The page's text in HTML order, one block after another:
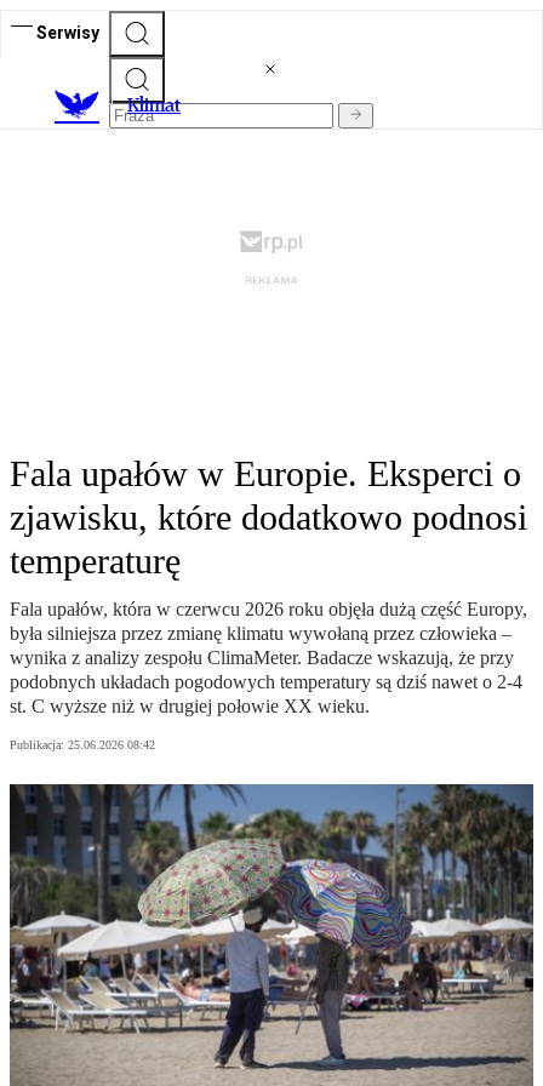
Serwisy
Klimat
Fala upałów w Europie. Eksperci o
zjawisku, które dodatkowo podnosi
temperaturę
Fala upałów, która w czerwcu 2026 roku objęła dużą część Europy,
była silniejsza przez zmianę klimatu wywołaną przez człowieka –
wynika z analizy zespołu ClimaMeter. Badacze wskazują, że przy
podobnych układach pogodowych temperatury są dziś nawet o 2-4
st. C wyższe niż w drugiej połowie XX wieku.
Publikacja: 25.06.2026 08:42